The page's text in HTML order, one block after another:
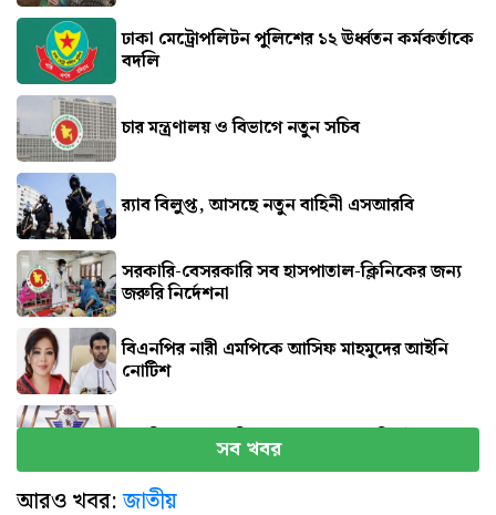
ঢাকা মেট্রোপলিটন পুলিশের ১২ ঊর্ধ্বতন কর্মকর্তাকে
বদলি
চার মন্ত্রণালয় ও বিভাগে নতুন সচিব
র‍্যাব বিলুপ্ত, আসছে নতুন বাহিনী এসআরবি
সরকারি-বেসরকারি সব হাসপাতাল-ক্লিনিকের জন্য
জরুরি নির্দেশনা
বিএনপির নারী এমপিকে আসিফ মাহমুদের আইনি
নোটিশ
সব বিমানবন্দরে নিরাপত্তা জোরদারের নির্দেশ
সব খবর
আরও খবর:জাতীয়